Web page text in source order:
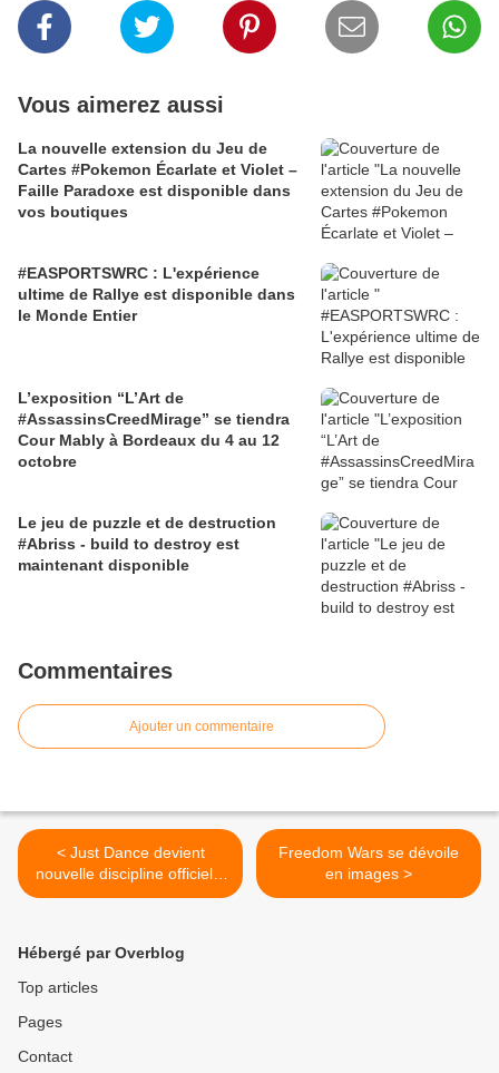
Vous aimerez aussi
La nouvelle extension du Jeu de
Cartes #Pokemon Écarlate et Violet –
Faille Paradoxe est disponible dans
vos boutiques
#EASPORTSWRC : L'expérience
ultime de Rallye est disponible dans
le Monde Entier
L’exposition “L’Art de
#AssassinsCreedMirage” se tiendra
Cour Mably à Bordeaux du 4 au 12
octobre
Le jeu de puzzle et de destruction
#Abriss - build to destroy est
maintenant disponible
Commentaires
Ajouter un commentaire
< Just Dance devient
nouvelle discipline officielle
eSport
Freedom Wars se dévoile
en images >
Hébergé par Overblog
Top articles
Pages
Contact